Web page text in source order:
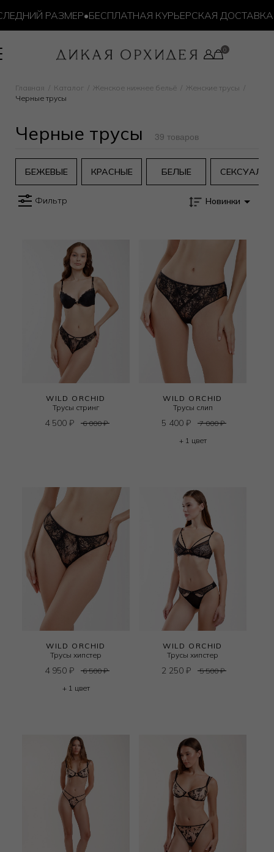
РАЗМЕР•БЕСПЛАТНАЯ КУРЬЕРСКАЯ ДОСТАВКА ОТ
Главная Каталог Женское нижнее бельё
Женские трусы
Черные трусы
Черные трусы 39 товаров
БЕЖЕВЫЕ КРАСНЫЕ БЕЛЫЕ
Фильтр Новинки
WILD ORCHID
Трусы стринг
4 500 ₽ 6 000₽
WILD ORCHID
Трусы слип
5 400 ₽ 7 000₽
+ 1 цвет
WILD ORCHID
Трусы хипстер
4 950 ₽ 6 500₽
+ 1 цвет
WILD ORCHID
Трусы хипстер
2 250 ₽ 5 500₽